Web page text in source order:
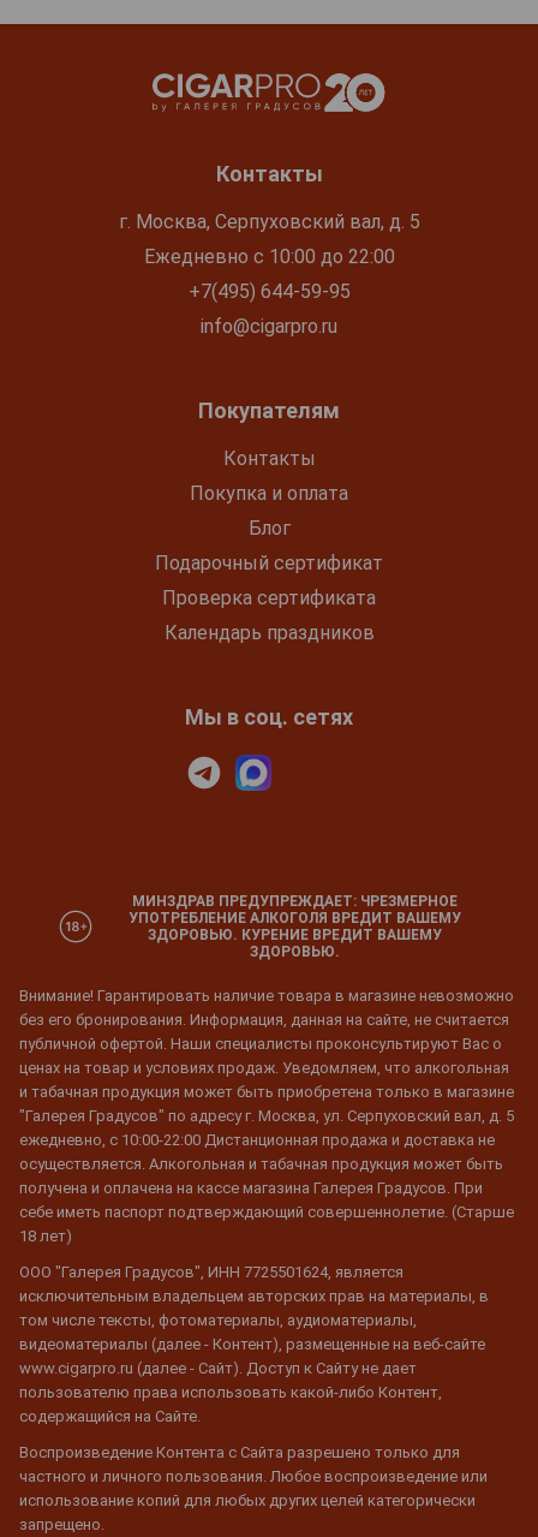
Контакты
г. Москва, Серпуховский вал, д. 5
Ежедневно с 10:00 до 22:00
+7(495) 644-59-95
info@cigarpro.ru
Покупателям
Контакты
Покупка и оплата
Блог
Подарочный сертификат
Проверка сертификата
Календарь праздников
Мы в соц. сетях
МИНЗДРАВ ПРЕДУПРЕЖДАЕТ: ЧРЕЗМЕРНОЕ
УПОТРЕБЛЕНИЕ АЛКОГОЛЯ ВРЕДИТ ВАШЕМУ
ЗДОРОВЬЮ. КУРЕНИЕ ВРЕДИТ ВАШЕМУ
ЗДОРОВЬЮ.
Внимание! Гарантировать наличие товара в магазине невозможно
без его бронирования. Информация, данная на сайте, не считается
публичной офертой. Наши специалисты проконсультируют Вас о
ценах на товар и условиях продаж. Уведомляем, что алкогольная
и табачная продукция может быть приобретена только в магазине
"Галерея Градусов" по адресу г. Москва, ул. Серпуховский вал, д. 5
ежедневно, с 10:00-22:00 Дистанционная продажа и доставка не
осуществляется. Алкогольная и табачная продукция может быть
получена и оплачена на кассе магазина Галерея Градусов. При
себе иметь паспорт подтверждающий совершеннолетие. (Старше
18 лет)
ООО "Галерея Градусов", ИНН 7725501624, является
исключительным владельцем авторских прав на материалы, в
том числе тексты, фотоматериалы, аудиоматериалы,
видеоматериалы (далее - Контент), размещенные на веб-сайте
www.cigarpro.ru (далее - Сайт). Доступ к Сайту не дает
пользователю права использовать какой-либо Контент,
содержащийся на Сайте.
Воспроизведение Контента с Сайта разрешено только для
частного и личного пользования. Любое воспроизведение или
использование копий для любых других целей категорически
запрещено.